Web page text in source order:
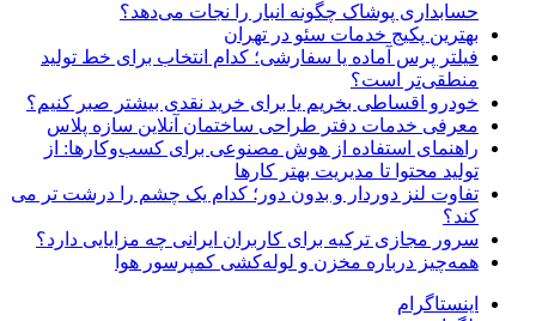
حسابداری پوشاک چگونه انبار را نجات می‌دهد؟
بهترین پکیج خدمات سئو در تهران
فیلتر پرس آماده یا سفارشی؛ کدام انتخاب برای خط تولید
منطقی‌تر است؟
خودرو اقساطی بخریم یا برای خرید نقدی بیشتر صبر کنیم؟
معرفی خدمات دفتر طراحی ساختمان آنلاین سازه پلاس
راهنمای استفاده از هوش مصنوعی برای کسب‌وکارها: از
تولید محتوا تا مدیریت بهتر کارها
تفاوت لنز دوردار و بدون دور؛ کدام یک چشم را درشت تر می
کند؟
سرور مجازی ترکیه برای کاربران ایرانی چه مزایایی دارد؟
همه‌چیز درباره مخزن و لوله‌کشی کمپرسور هوا
اینستاگرام